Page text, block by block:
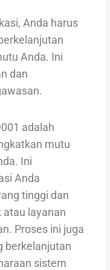
Anda harus
Anda. Ini
dan
adalah
mutu
Ini
Anda
tinggi dan
layanan
Proses ini juga
berkelanjutan
sistem